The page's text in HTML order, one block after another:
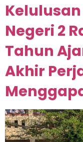
Kelulusan
Negeri 2
Tahun
Akhir